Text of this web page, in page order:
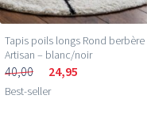
Tapis poils longs Rond berbère
Artisan – blanc/noir
40,00 24,95
Best-seller